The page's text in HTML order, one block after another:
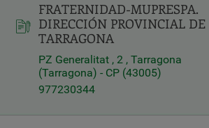
Latitud
Longitud
FRATERNIDAD-MUPRESPA.
DIRECCIÓN PROVINCIAL DE
TARRAGONA
PZ Generalitat , 2 , Tarragona
(Tarragona) - CP (43005)
977230344